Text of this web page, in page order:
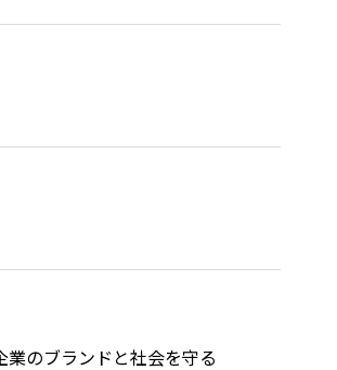
のブランドと社会を守る